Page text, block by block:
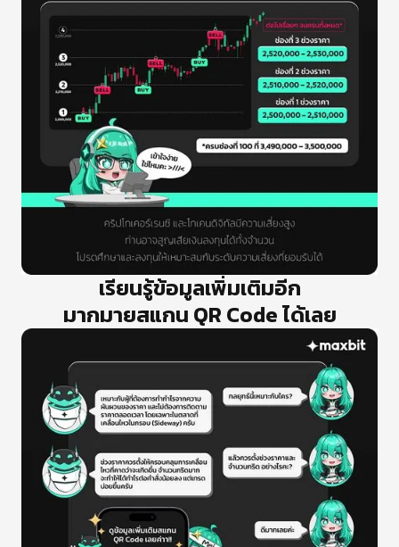
เรียนรู้ข้อมูลเพิ่มเติมอีก
มากมายสแกน QR Code ได้เลย